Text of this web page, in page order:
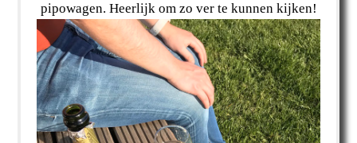
pipowagen. Heerlijk om zo ver te kunnen kijken!